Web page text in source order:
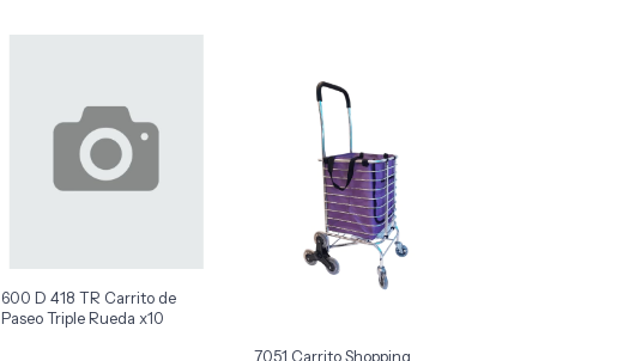
600 D 418 TR Carrito de
Paseo Triple Rueda x10
7051 Carrito Shopping